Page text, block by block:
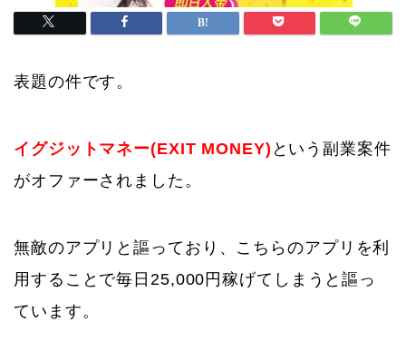
表題の件です。
イグジットマネー(EXIT MONEY) という副業案件
がオファーされました。
無敵のアプリと謳っており、こちらのアプリを利
用することで毎日25,000円稼げてしまうと謳っ
ています。